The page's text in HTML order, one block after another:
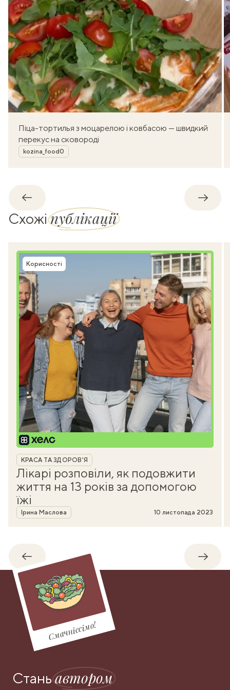
Піца-тортилья з моцарелою і ковбасою — швидкий
перекус на сковороді
Автор
kozina_food0
Назад
Схожіпублікації
Корисності
Рубрика
КРАСА ТА ЗДОРОВ'Я
Лікарі розповіли, як подовжити
життя на 13 років за допомогою
їжі
Автор
Ірина Маслова 10 листопада 2023
Назад
Смачніссімо!
Станьавтором